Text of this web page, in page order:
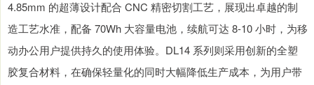
4.85mm 的超薄设计配合 CNC 精密切割工艺，展现出卓越的制
造工艺水准，配备 70Wh 大容量电池，续航可达 8-10 小时，为移
动办公用户提供持久的使用体验。DL14 系列则采用创新的全塑
胶复合材料，在确保轻量化的同时大幅降低生产成本，为用户带